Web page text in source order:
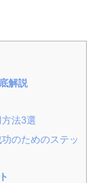
解説
法3選
のためのステッ